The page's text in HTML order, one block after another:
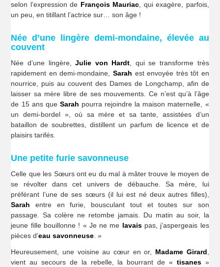
selon l’expression de François Mauriac, qui exagère, parfois,
un peu, en titillant l’actrice sur… son âge !
Née d’une lingère demi-mondaine, élevée au
couvent
Née d’une lingère,Julie von Hardt, qui se transforme très
rapidement en demi-mondaine, Sarah est envoyée très tôt en
nourrice, puis au couvent des Dames de Longchamp, afin de
laisser sa mère libre de ses mouvements. Ce n’est qu’à l’âge
de 15 ans que Sarah pourra rejoindre la maison maternelle, «
un demi-bordel », où sa mère et sa tante, assistées d’un
bataillon de soubrettes, distillent un parfum de licence et de
plaisirs tarifés.
Une petite furie savonneuse
Celle que les Sœurs ont eu du mal à mâter trouve le moyen de
se révolter dans cet univers de débauche. Sa mère, lui
préférant l’une de ses sœurs (il lui est né deux autres filles),
Sarah entre en furie, bousculant tout et toutes sur son
passage. Sa colère ne retombe jamais. Du matin au soir, la
jeune fille bouillonne ! « Je ne me lavaispas, j’aspergeais les
pièces d’eau savonneuse. »
Heureusement, une voisine au cœur en or, Madame Girard
vient au secours de la rebelle, la bourrant de « tisanes»